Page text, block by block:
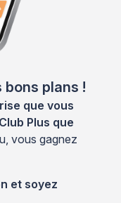
plans !
que vous
Plus que
vous gagnez
et soyez